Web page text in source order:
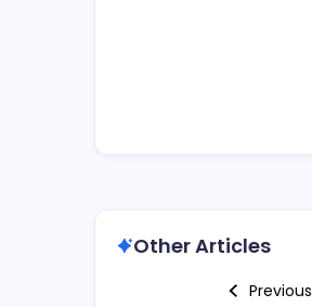
Other Articles
Previous